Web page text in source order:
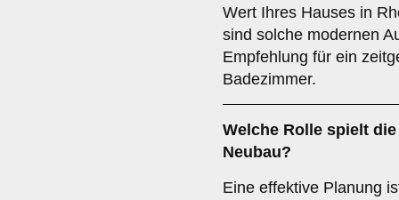
Wert Ihres Hauses in
sind solche modernen
Empfehlung für ein
Badezimmer.
Welche Rolle spielt
Neubau?
Eine effektive Planung